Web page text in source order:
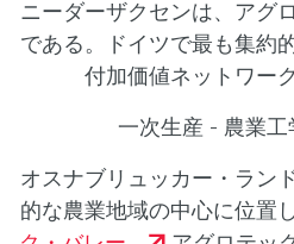
ニーダーザクセンは、アグ
である。ドイツで最も集約
付加価値ネットワー
一次生産 - 農業
オスナブリュッカー・ラン
的な農業地域の中心に位置